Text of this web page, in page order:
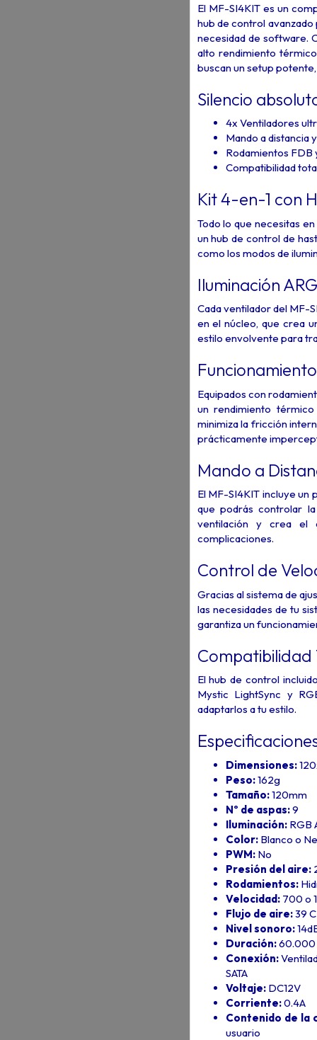
El MF-SI4KIT es un
hub de control avanzado
necesidad de software.
alto rendimiento
buscan un setup
Silencio
4x Ventiladores
Mando a distancia
Rodamientos
Compatibilidad
Kit 4-en-1 con
Todo lo que necesitas
un hub de control de
como los modos de
Iluminación
Cada ventilador del MF-
en el núcleo, que crea
estilo envolvente para
Equipados con
un rendimiento
minimiza la fricción
prácticamente
Mando a
El MF-SI4KIT incluye un
que podrás controlar
ventilación y crea el
complicaciones.
Control de
Gracias al sistema de
las necesidades de tu
garantiza un
Compatibilidad
El hub de control
Mystic LightSync y
adaptarlos a tu estilo.
Dimensiones:
Peso:162g
Tamaño:120mm
Nº de aspas:9
Iluminación: RGB
Color: Blanco o
PWM: No
Presión del aire:
Rodamientos:
Velocidad: 700 o
Flujo de aire:39
Nivel sonoro:
Duración:60.000
Conexión:
SATA
Voltaje: DC12V
Corriente:0.4A
Contenido de la
usuario